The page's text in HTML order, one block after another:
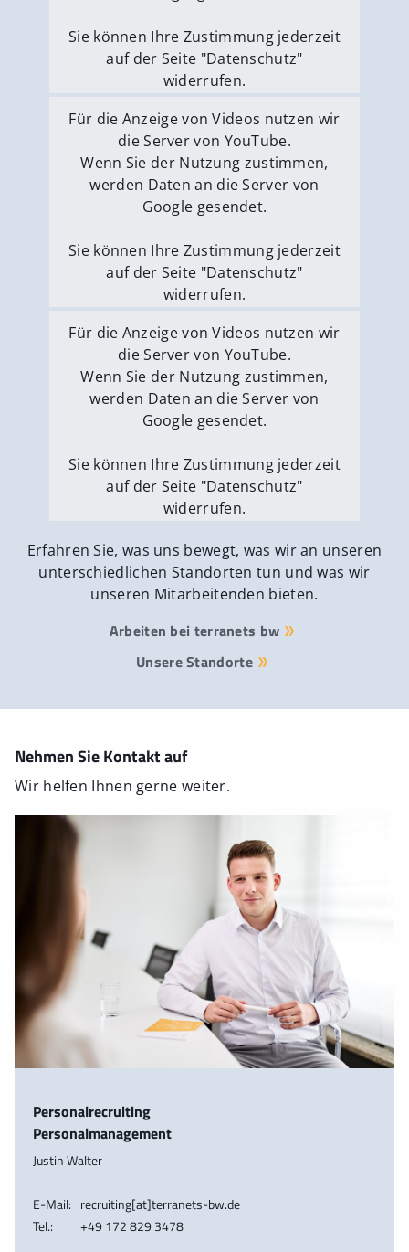
Sie können Ihre Zustimmung jederzeit
auf der Seite "Datenschutz"
widerrufen.
Externe Medien erlauben
Für die Anzeige von Videos nutzen wir
die Server von YouTube.
Wenn Sie der Nutzung zustimmen,
werden Daten an die Server von
Google gesendet.
Sie können Ihre Zustimmung jederzeit
auf der Seite "Datenschutz"
widerrufen.
Externe Medien erlauben
Für die Anzeige von Videos nutzen wir
die Server von YouTube.
Wenn Sie der Nutzung zustimmen,
werden Daten an die Server von
Google gesendet.
Sie können Ihre Zustimmung jederzeit
auf der Seite "Datenschutz"
widerrufen.
Externe Medien erlauben
Erfahren Sie, was uns bewegt, was wir an unseren
unterschiedlichen Standorten tun und was wir
unseren Mitarbeitenden bieten.
Arbeiten bei terranets bw
Unsere Standorte
Nehmen Sie Kontakt auf
Wir helfen Ihnen gerne weiter.
Personalrecruiting
Personalmanagement
Justin Walter
E-Mail: recruiting[at]terranets-bw.de
Tel.:
+49 172 829 3478